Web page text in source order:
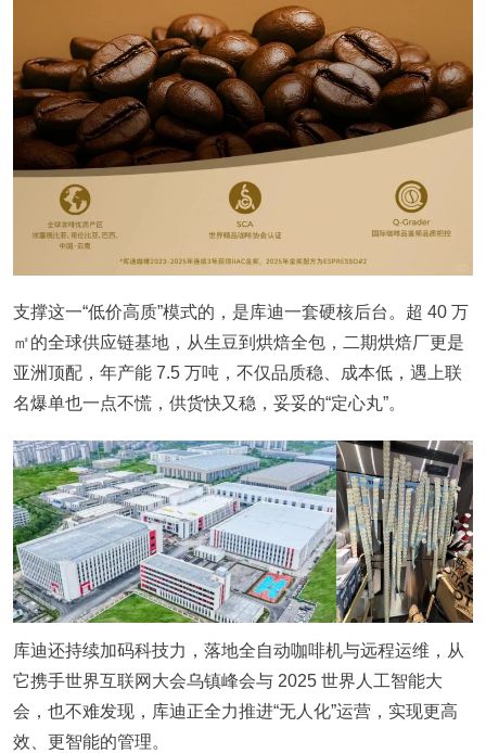
支撑这一“低价高质”模式的，是库迪一套硬核后台。超 40 万
㎡的全球供应链基地，从生豆到烘焙全包，二期烘焙厂更是
亚洲顶配，年产能 7.5 万吨，不仅品质稳、成本低，遇上联
名爆单也一点不慌，供货快又稳，妥妥的“定心丸”。
库迪还持续加码科技力，落地全自动咖啡机与远程运维，从
它携手世界互联网大会乌镇峰会与 2025 世界人工智能大
会，也不难发现，库迪正全力推进“无人化”运营，实现更高
效、更智能的管理。